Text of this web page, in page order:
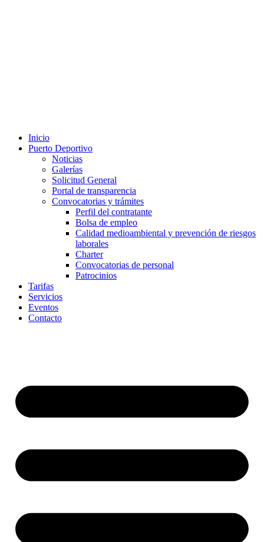
Inicio
Puerto Deportivo
Noticias
Galerías
Solicitud General
Portal de transparencia
Convocatorias y trámites
Perfil del contratante
Bolsa de empleo
Calidad medioambiental y prevención de riesgos
laborales
Charter
Convocatorias de personal
Patrocinios
Tarifas
Servicios
Eventos
Contacto